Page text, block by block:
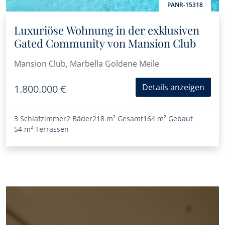
PANR-15318
Luxuriöse Wohnung in der exklusiven
Gated Community von Mansion Club
Mansion Club, Marbella Goldene Meile
1.800.000 € Details anzeigen
3 Schlafzimmer2 Bäder218 m² Gesamt164 m² Gebaut
54 m² Terrassen